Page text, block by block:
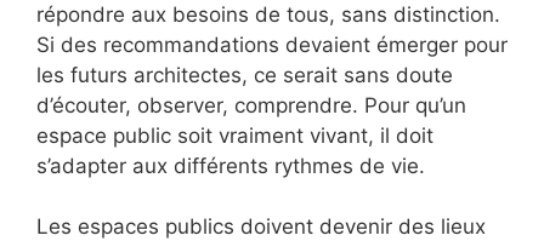
répondre aux besoins de tous, sans distinction.
Si des recommandations devaient émerger pour
les futurs architectes, ce serait sans doute
d’écouter, observer, comprendre. Pour qu’un
espace public soit vraiment vivant, il doit
s’adapter aux différents rythmes de vie.
Les espaces publics doivent devenir des lieux